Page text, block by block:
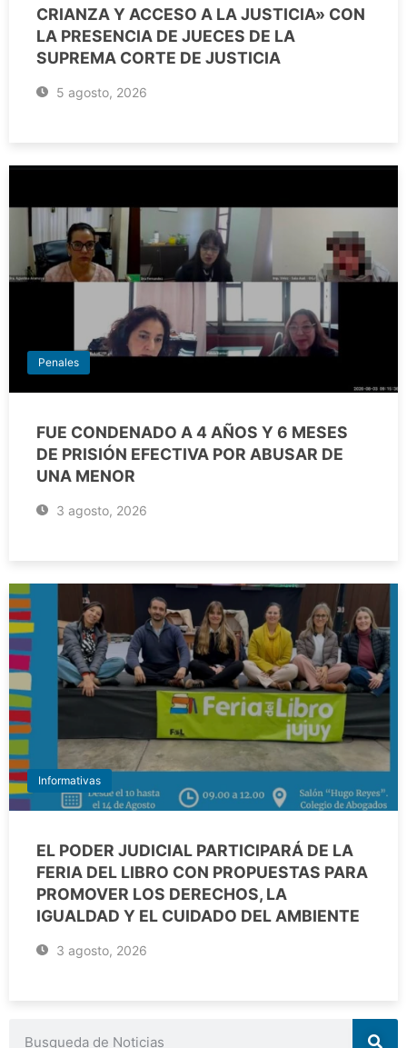
CRIANZA Y ACCESO A LA JUSTICIA» CON
LA PRESENCIA DE JUECES DE LA
SUPREMA CORTE DE JUSTICIA
5 agosto, 2026
Penales
FUE CONDENADO A 4 AÑOS Y 6 MESES
DE PRISIÓN EFECTIVA POR ABUSAR DE
UNA MENOR
3 agosto, 2026
Informativas
EL PODER JUDICIAL PARTICIPARÁ DE LA
FERIA DEL LIBRO CON PROPUESTAS PARA
PROMOVER LOS DERECHOS, LA
IGUALDAD Y EL CUIDADO DEL AMBIENTE
3 agosto, 2026